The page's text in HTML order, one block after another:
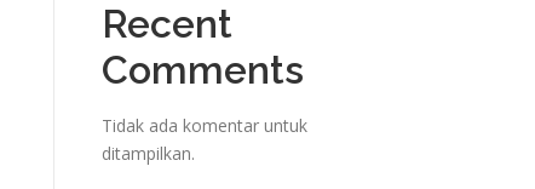
Recent
Comments
Tidak ada komentar untuk
ditampilkan.